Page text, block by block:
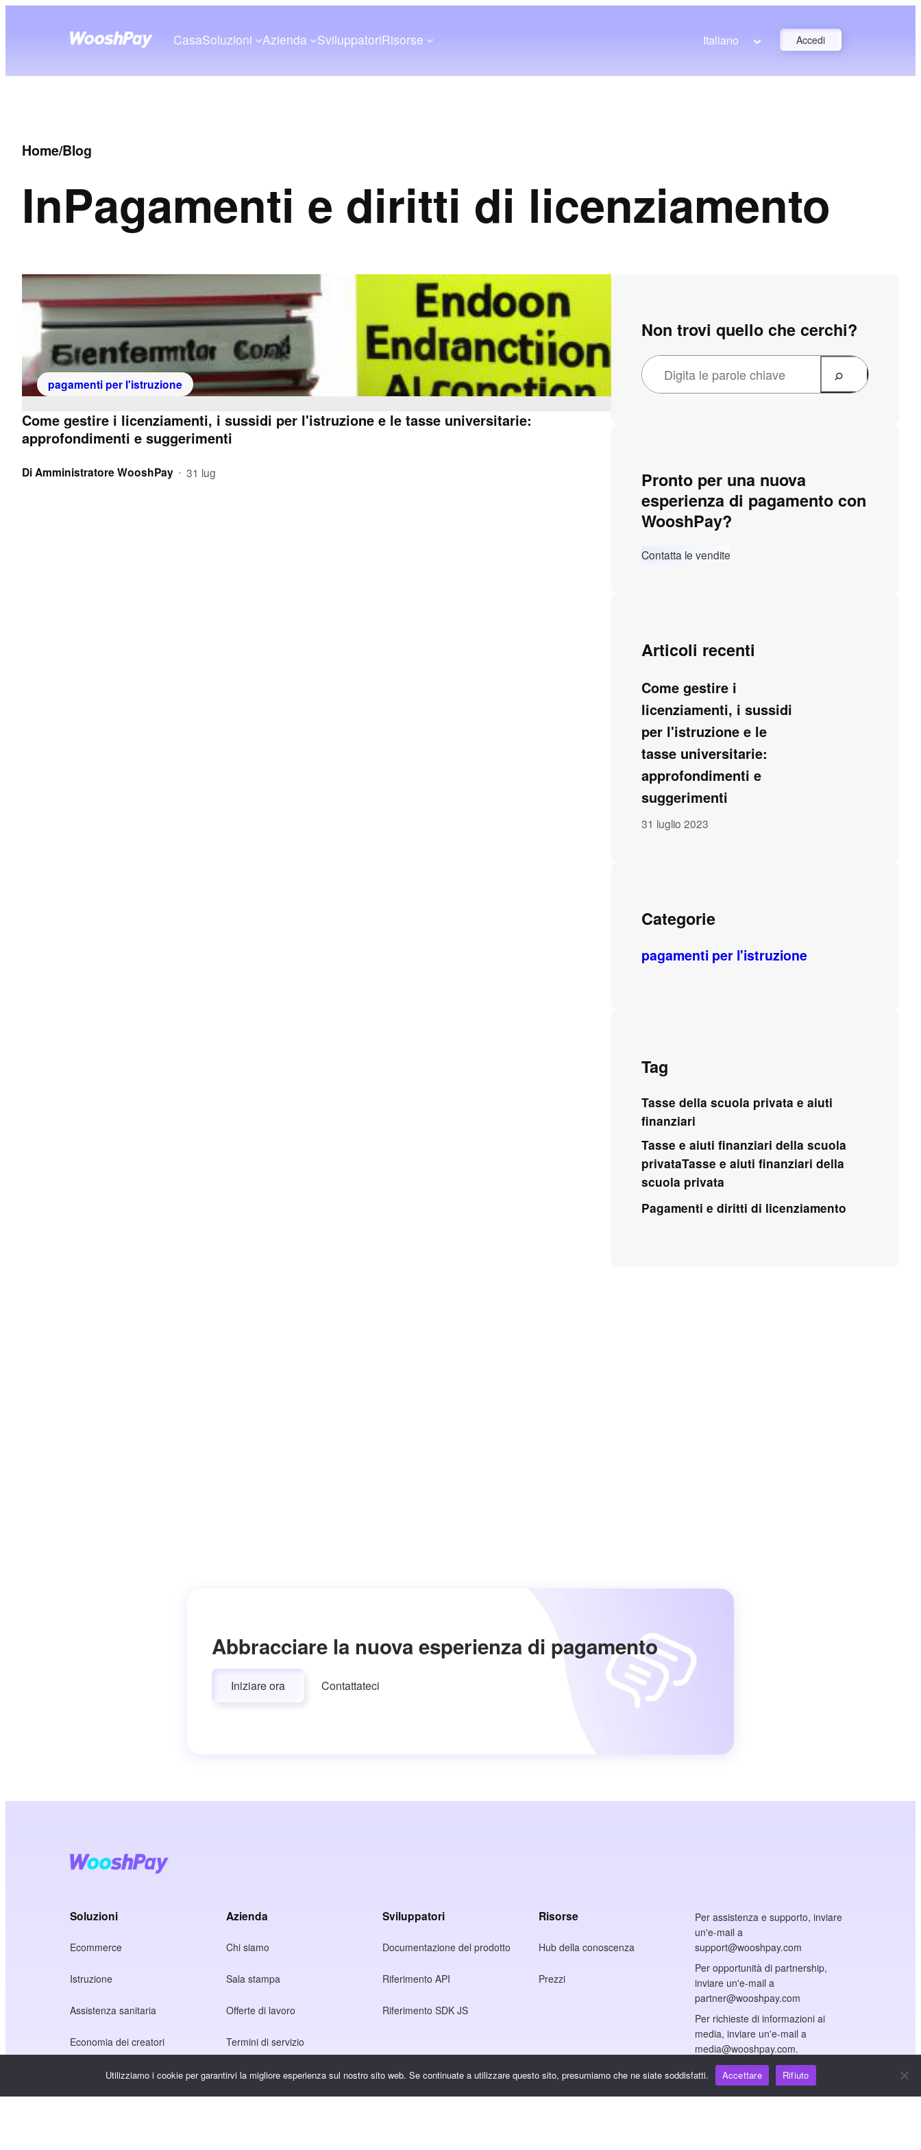
CasaSoluzioni Azienda SviluppatoriRisorse Italiano Accedi
Home/Blog
InPagamenti e diritti di licenziamento
pagamenti per l'istruzione
Come gestire i licenziamenti, i sussidi per l'istruzione e le tasse universitarie:
approfondimenti e suggerimenti
DiAmministratore WooshPay • 31 lug
Non trovi quello che cerchi?
Pronto per una nuova
esperienza di pagamento con
WooshPay?
Contatta le vendite
Articoli recenti
Come gestire i
licenziamenti, i sussidi
per l'istruzione e le
tasse universitarie:
approfondimenti e
suggerimenti
31 luglio 2023
Categorie
pagamenti per l'istruzione
Tag
Tasse della scuola privata e aiuti
finanziari
Tasse e aiuti finanziari della scuola
privataTasse e aiuti finanziari della
scuola privata
Pagamenti e diritti di licenziamento
Abbracciare la nuova esperienza di pagamento
Iniziare ora Contattateci
Soluzioni
Ecommerce
Istruzione
Assistenza sanitaria
Economia dei creatori
Azienda
Chi siamo
Sala stampa
Offerte di lavoro
Termini di servizio
Informativa sulla privacy
Sviluppatori
Documentazione del prodotto
Riferimento API
Riferimento SDK JS
Risorse
Hub della conoscenza
Prezzi
Per assistenza e supporto, inviare
un'e-mail a
support@wooshpay.com
Per opportunità di partnership,
inviare un'e-mail a
partner@wooshpay.com
Per richieste di informazioni ai
media, inviare un'e-mail a
media@wooshpay.com.
Utilizziamo i cookie per garantirvi la migliore esperienza sul nostro sito web. Se continuate a utilizzare questo sito, presumiamo che ne siate soddisfatti. Accettare Rifiuto